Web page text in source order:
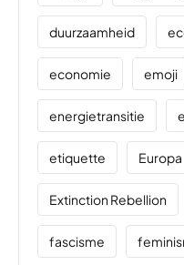
duurzaamheid
economie emoji
energietransitie
etiquette Europa
Extinction Rebellion
fascisme